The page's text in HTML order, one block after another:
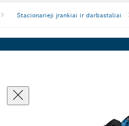
Stacionarieji įrankiai ir darbastaliai